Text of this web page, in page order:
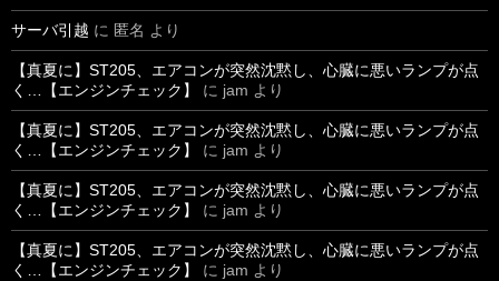
サーバ引越 に 匿名 より
【真夏に】ST205、エアコンが突然沈黙し、心臓に悪いランプが点
く…【エンジンチェック】
に jam より
【真夏に】ST205、エアコンが突然沈黙し、心臓に悪いランプが点
く…【エンジンチェック】
に jam より
【真夏に】ST205、エアコンが突然沈黙し、心臓に悪いランプが点
く…【エンジンチェック】
に jam より
【真夏に】ST205、エアコンが突然沈黙し、心臓に悪いランプが点
く…【エンジンチェック】
に jam より